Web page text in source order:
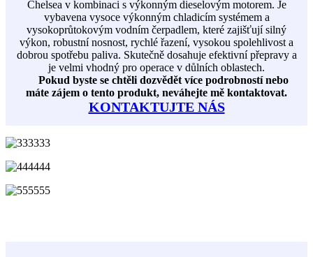
Chelsea v kombinaci s výkonným dieselovým motorem. Je
vybavena vysoce výkonným chladicím systémem a
vysokoprůtokovým vodním čerpadlem, které zajišťují silný
výkon, robustní nosnost, rychlé řazení, vysokou spolehlivost a
dobrou spotřebu paliva. Skutečně dosahuje efektivní přepravy a
je velmi vhodný pro operace v důlních oblastech.
Pokud byste se chtěli dozvědět více podrobností nebo
máte zájem o tento produkt, neváhejte mě kontaktovat.
KONTAKTUJTE NÁS